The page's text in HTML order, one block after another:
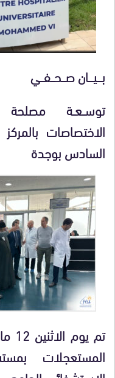
بــــيــــان صـــحـــفـــي
توســعــة
الاختصاصات
السادس بوجدة
المستعجلات